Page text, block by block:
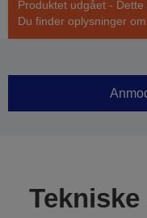
Produktet udgået -
Du finder oplysninger